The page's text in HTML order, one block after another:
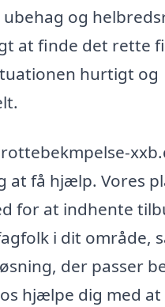
ubehag og
at finde det rette
hurtigt og
at få hjælp. Vores
for at indhente
i dit område,
der passer
hjælpe dig med at